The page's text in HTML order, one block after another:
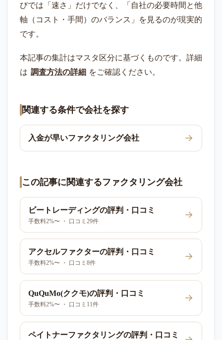
びでは「速さ」だけでなく、「自社の必要時間と他
軸（コスト・手間）のバランス」を見るのが現実的
です。
本記事の集計はマスタ区分に基づくものです。詳細
は 調査方法の詳細 をご確認ください。
関連する条件で会社を探す
入金が早いファクタリング会社
この記事に関連するファクタリング会社
ビートレーディングの評判・口コミ
手数料2%〜 ・ 口コミ29件
アクセルファクターの評判・口コミ
手数料2%〜 ・ 口コミ8件
QuQuMo(ククモ)の評判・口コミ
手数料2%〜 ・ 口コミ11件
ペイトナーファクタリングの評判・口コミ